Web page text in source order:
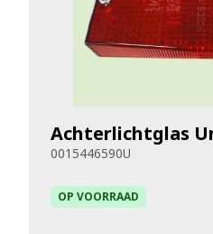
Achterlichtglas
0015446590U
OP VOORRAAD